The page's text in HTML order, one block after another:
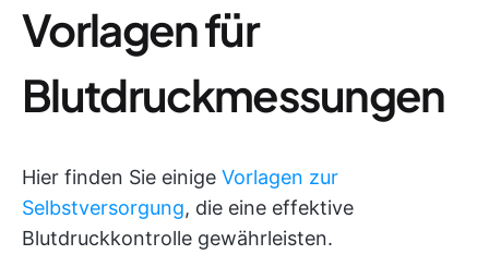
Vorlagen für
Blutdruckmessungen
Hier finden Sie einige Vorlagen zur
Selbstversorgung, die eine effektive
Blutdruckkontrolle gewährleisten.